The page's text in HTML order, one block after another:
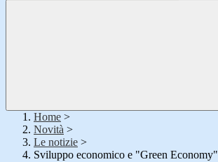
Home >
Novità >
Le notizie >
Sviluppo economico e "Green Economy"